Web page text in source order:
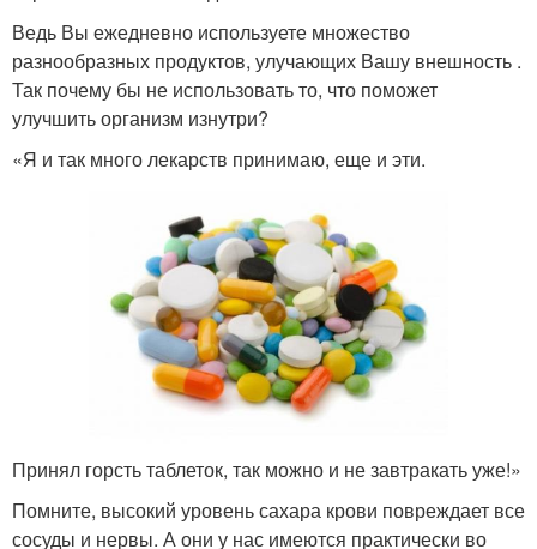
Ведь Вы ежедневно используете множество
разнообразных продуктов, улучающих Вашу внешность .
Так почему бы не использовать то, что поможет
улучшить организм изнутри?
«Я и так много лекарств принимаю, еще и эти.
Принял горсть таблеток, так можно и не завтракать уже!»
Помните, высокий уровень сахара крови повреждает все
сосуды и нервы. А они у нас имеются практически во